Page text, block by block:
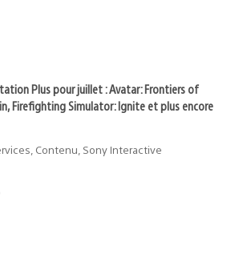
Plus pour juillet : Avatar: Frontiers of
Firefighting Simulator: Ignite et plus encore
Contenu, Sony Interactive